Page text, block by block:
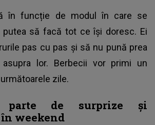
în funcție de modul în care se
putea să facă tot ce își doresc. Ei
pas cu pas și să nu pună prea
lor. Berbecii vor primi un
zile.
de surprize și
weekend